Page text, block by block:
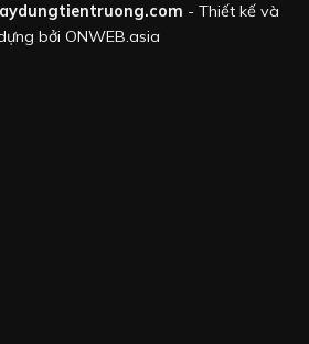
- Thiết kế và
bởi ONWEB.asia